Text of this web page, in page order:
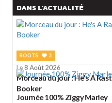
DANS L'ACTUALITÉ
ROOTS 3
Le 8 Août 2026
Morceau du jour : He's A
Booker
Journée 100% Ziggy Marley